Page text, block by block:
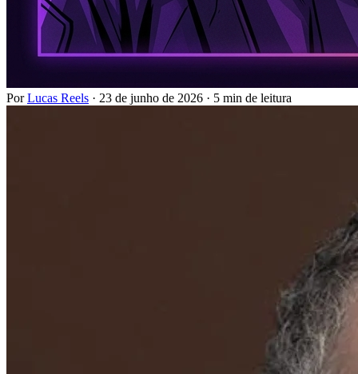
PorLucas Reels · 23 de junho de 2026 · 5 min de leitura